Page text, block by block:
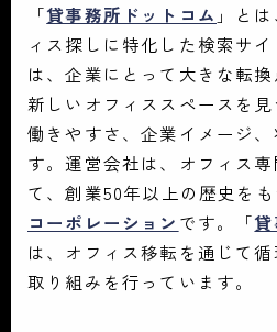
「貸事務所ドットコム 」と
ィス探しに特化した検索サ
は、企業にとって大きな転
新しいオフィススペースを
働きやすさ、企業イメージ
す。運営会社は、オフィス
て、創業50年以上の歴史を
コーポレーション です。「
は、オフィス移転を通じて
取り組みを行っています。